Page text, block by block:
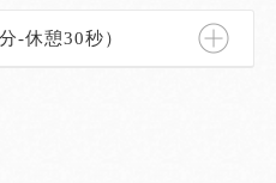
-休憩30秒）